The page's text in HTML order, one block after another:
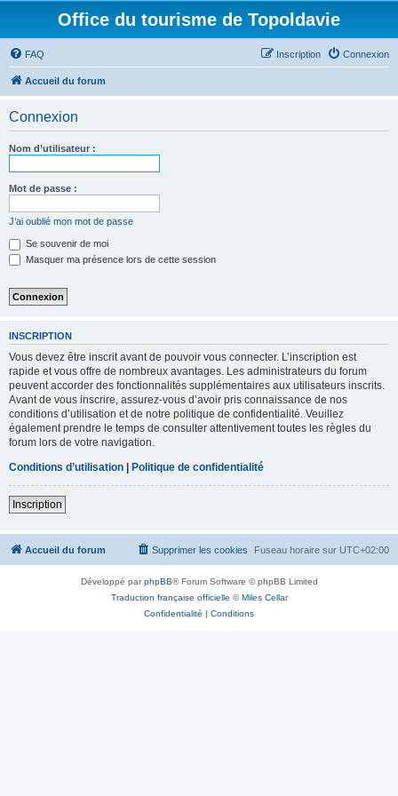
Office du tourisme de Topoldavie
FAQ Connexion
Inscription
Accueil du forum
Connexion
Nom d’utilisateur :
Mot de passe :
J’ai oublié mon mot de passe
Se souvenir de moi
Masquer ma présence lors de cette session
INSCRIPTION
Vous devez être inscrit avant de pouvoir vous connecter. L’inscription est
rapide et vous offre de nombreux avantages. Les administrateurs du forum
peuvent accorder des fonctionnalités supplémentaires aux utilisateurs inscrits.
Avant de vous inscrire, assurez-vous d’avoir pris connaissance de nos
conditions d’utilisation et de notre politique de confidentialité. Veuillez
également prendre le temps de consulter attentivement toutes les règles du
forum lors de votre navigation.
Conditions d’utilisation | Politique de confidentialité
Inscription
Accueil du forum Fuseau horaire sur UTC+02:00
Supprimer les cookies
Développé parphpBB® Forum Software © phpBB Limited
Traduction française officielle ©Miles Cellar
Confidentialité | Conditions